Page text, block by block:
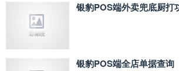
银豹POS端外卖兜底厨打
银豹POS端全店单据查询